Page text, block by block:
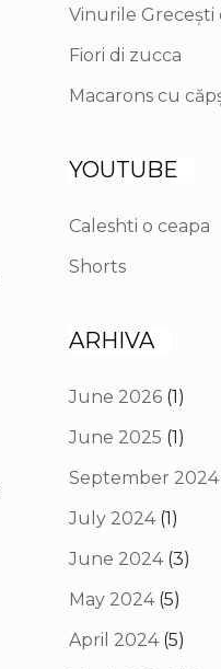
Vinurile Grecești
Fiori di zucca
Macarons cu
YOUTUBE
Caleshti o ceapa
Shorts
ARHIVA
June 2026 (1)
June 2025 (1)
September 2024
July 2024(1)
June 2024(3)
May 2024(5)
April 2024(5)